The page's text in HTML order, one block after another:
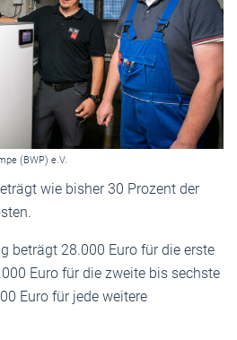
(BWP) e.V.
wie bisher 30 Prozent der
beträgt 28.000 Euro für die erste
Euro für die zweite bis sechste
Euro für jede weitere